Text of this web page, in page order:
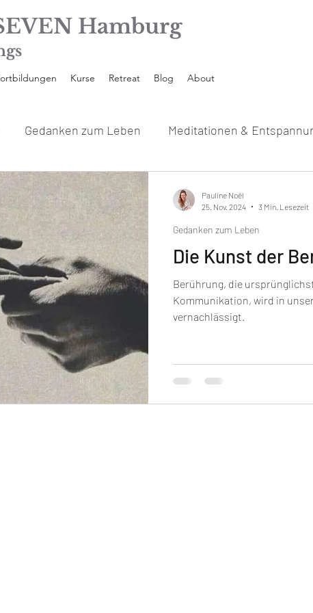
Hamburg
Kurse Retreat Blog About
Gedanken zum Leben Meditationen &
Interviews mit den TeilnehmerInnen
Die Kunst der
Berührung, die
Kommunikation, wird in
vernachlässigt.
Gedanken zum Leben
Pauline Noël
25. Nov. 2024
3 Min. Lesezeit